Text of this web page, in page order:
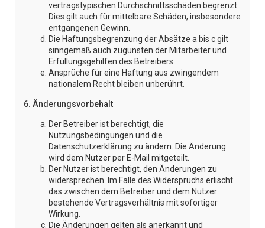
vertragstypischen Durchschnittsschäden begrenzt.
Dies gilt auch für mittelbare Schäden, insbesondere
entgangenen Gewinn.
Die Haftungsbegrenzung der Absätze a bis c gilt
sinngemäß auch zugunsten der Mitarbeiter und
Erfüllungsgehilfen des Betreibers.
Ansprüche für eine Haftung aus zwingendem
nationalem Recht bleiben unberührt.
6. Änderungsvorbehalt
Der Betreiber ist berechtigt, die
Nutzungsbedingungen und die
Datenschutzerklärung zu ändern. Die Änderung
wird dem Nutzer per E-Mail mitgeteilt.
Der Nutzer ist berechtigt, den Änderungen zu
widersprechen. Im Falle des Widerspruchs erlischt
das zwischen dem Betreiber und dem Nutzer
bestehende Vertragsverhältnis mit sofortiger
Wirkung.
Die Änderungen gelten als anerkannt und